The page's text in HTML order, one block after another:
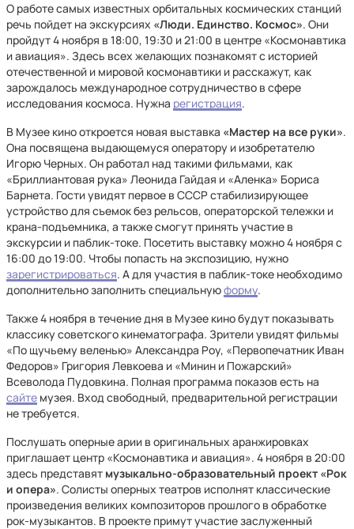
О работе самых известных орбитальных космических станций
речь пойдет на экскурсиях «Люди. Единство. Космос». Они
пройдут 4 ноября в 18:00, 19:30 и 21:00 в центре «Космонавтика
и авиация». Здесь всех желающих познакомят с историей
отечественной и мировой космонавтики и расскажут, как
зарождалось международное сотрудничество в сфере
исследования космоса. Нужна регистрация.
В Музее кино откроется новая выставка «Мастер на все руки».
Она посвящена выдающемуся оператору и изобретателю
Игорю Черных. Он работал над такими фильмами, как
«Бриллиантовая рука» Леонида Гайдая и «Аленка» Бориса
Барнета. Гости увидят первое в СССР стабилизирующее
устройство для съемок без рельсов, операторской тележки и
крана-подъемника, а также смогут принять участие в
экскурсии и паблик-токе. Посетить выставку можно 4 ноября с
16:00 до 19:00. Чтобы попасть на экспозицию, нужно
зарегистрироваться. А для участия в паблик-токе необходимо
дополнительно заполнить специальнуюформу.
Также 4 ноября в течение дня в Музее кино будут показывать
классику советского кинематографа. Зрители увидят фильмы
«По щучьему веленью» Александра Роу, «Первопечатник Иван
Федоров» Григория Левкоева и «Минин и Пожарский»
Всеволода Пудовкина. Полная программа показов есть на
сайте музея. Вход свободный, предварительной регистрации
не требуется.
Послушать оперные арии в оригинальных аранжировках
приглашает центр «Космонавтика и авиация». 4 ноября в 20:00
здесь представят музыкально-образовательный проект «Рок
и опера». Солисты оперных театров исполнят классические
произведения великих композиторов прошлого в обработке
рок-музыкантов. В проекте примут участие заслуженный